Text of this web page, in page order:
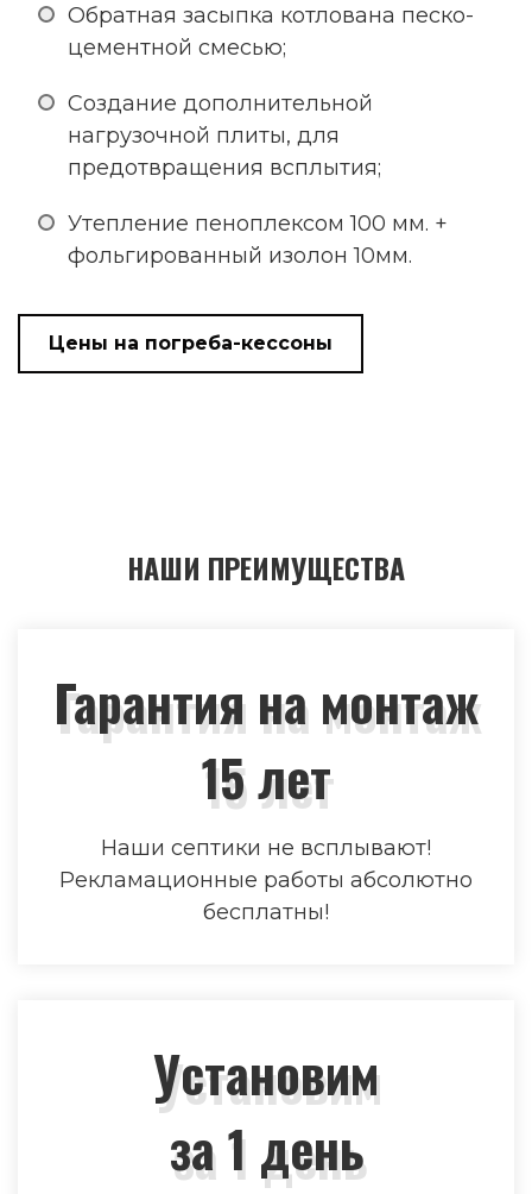
Обратная засыпка котлована песко-
цементной смесью;
Создание дополнительной
нагрузочной плиты, для
предотвращения всплытия;
Утепление пеноплексом 100 мм. +
фольгированный изолон 10мм.
Цены на погреба-кессоны
НАШИ ПРЕИМУЩЕСТВА
Гарантия на монтаж
15 лет
Наши септики не всплывают!
Рекламационные работы абсолютно
бесплатны!
Установим
за 1 день